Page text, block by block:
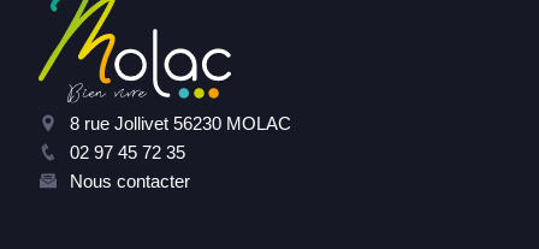
8 rue Jollivet 56230 MOLAC
02 97 45 72 35
Nous contacter